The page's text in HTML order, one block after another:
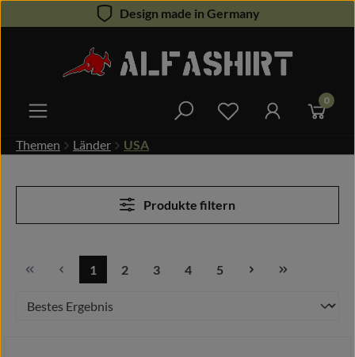
Zum Hauptinhalt springenDesign made in Germany
Du hast 0 0
Themen Länder USA
Produkte filtern
Seite
1
Seite
2
Seite
3
Seite
4
Seite
5